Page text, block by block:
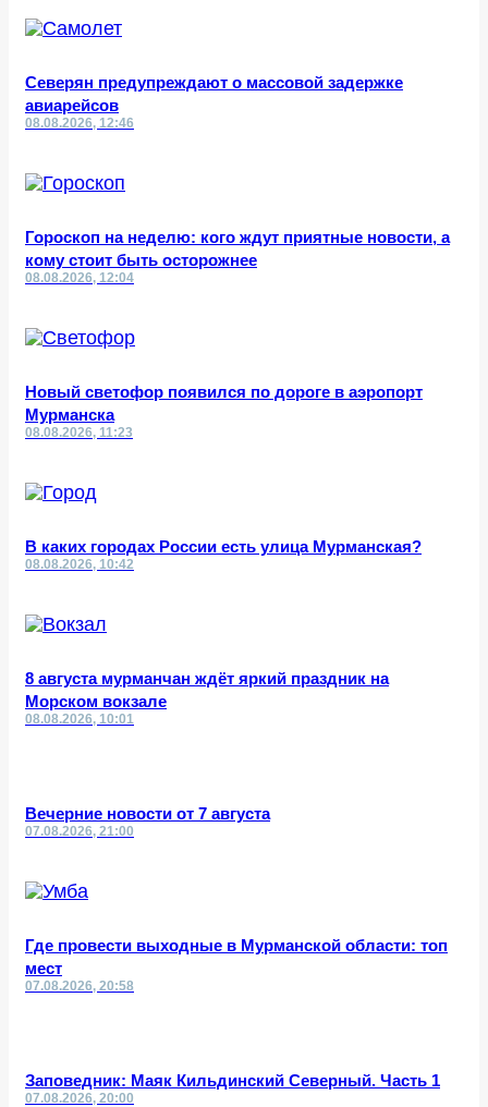
Северян предупреждают о массовой задержке
авиарейсов
08.08.2026, 12:46
Гороскоп на неделю: кого ждут приятные новости, а
кому стоит быть осторожнее
08.08.2026, 12:04
Новый светофор появился по дороге в аэропорт
Мурманска
08.08.2026, 11:23
В каких городах России есть улица Мурманская?
08.08.2026, 10:42
8 августа мурманчан ждёт яркий праздник на
Морском вокзале
08.08.2026, 10:01
Вечерние новости от 7 августа
07.08.2026, 21:00
Где провести выходные в Мурманской области: топ
мест
07.08.2026, 20:58
Заповедник: Маяк Кильдинский Северный. Часть 1
07.08.2026, 20:00